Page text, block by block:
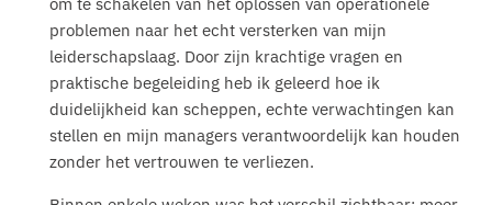
problemen naar het echt versterken van mijn
leiderschapslaag. Door zijn krachtige vragen en
praktische begeleiding heb ik geleerd hoe ik
duidelijkheid kan scheppen, echte verwachtingen kan
stellen en mijn managers verantwoordelijk kan houden
zonder het vertrouwen te verliezen.